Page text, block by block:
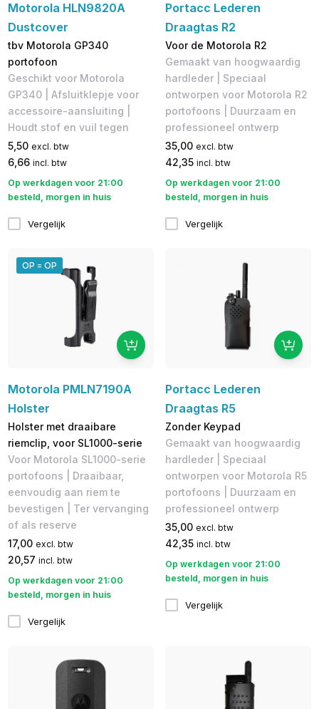
Motorola HLN9820A
Dustcover
tbv Motorola GP340
portofoon
Geschikt voor Motorola
GP340 | Afsluitklepje voor
accessoire-aansluiting |
Houdt stof en vuil tegen
5,50 excl. btw
6,66 incl. btw
Op werkdagen voor 21:00
besteld, morgen in huis
Vergelijk
Portacc Lederen
Draagtas R2
Voor de Motorola R2
Gemaakt van hoogwaardig
hardleder | Speciaal
ontworpen voor Motorola R2
portofoons | Duurzaam en
professioneel ontwerp
35,00 excl. btw
42,35 incl. btw
Op werkdagen voor 21:00
besteld, morgen in huis
Vergelijk
OP = OP
Motorola PMLN7190A
Holster
Holster met draaibare
riemclip, voor SL1000-serie
Voor Motorola SL1000-serie
portofoons | Draaibaar,
eenvoudig aan riem te
bevestigen | Ter vervanging
of als reserve
17,00 excl. btw
20,57 incl. btw
Op werkdagen voor 21:00
besteld, morgen in huis
Vergelijk
Portacc Lederen
Draagtas R5
Zonder Keypad
Gemaakt van hoogwaardig
hardleder | Speciaal
ontworpen voor Motorola R5
portofoons | Duurzaam en
professioneel ontwerp
35,00 excl. btw
42,35 incl. btw
Op werkdagen voor 21:00
besteld, morgen in huis
Vergelijk